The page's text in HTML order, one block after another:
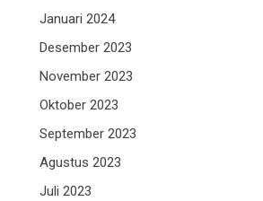
Januari 2024
Desember 2023
November 2023
Oktober 2023
September 2023
Agustus 2023
Juli 2023